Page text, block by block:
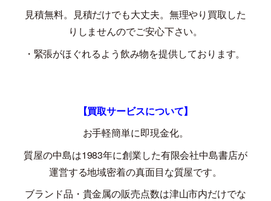
見積無料。見積だけでも大丈夫。無理やり買取した
りしませんのでご安心下さい。
・緊張がほぐれるよう飲み物を提供しております。
【買取サービスについて】
お手軽簡単に即現金化。
質屋の中島は1983年に創業した有限会社中島書店が
運営する地域密着の真面目な質屋です。
ブランド品・貴金属の販売点数は津山市内だけでな